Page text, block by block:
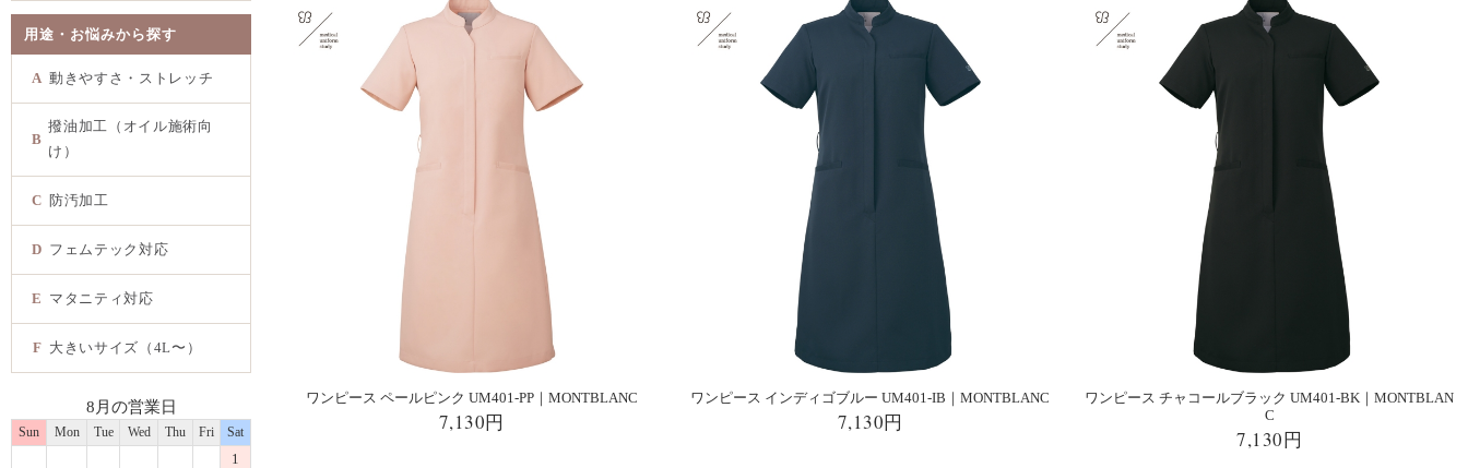
用途・お悩みから探す
A 動きやすさ・ストレッチ
B
撥油加工（オイル施術向
け）
C 防汚加工
D フェムテック対応
E マタニティ対応
F 大きいサイズ（4L〜）
8月の営業日
Sun Mon Tue Wed Thu Fri Sat
1
ワンピース ペールピンク UM401-PP｜MONTBLANC
7,130円
ワンピース インディゴブルー UM401-IB｜MONTBLANC
7,130円
ワンピース チャコールブラック UM401-BK｜MONTBLAN
C
7,130円